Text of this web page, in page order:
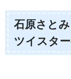
石原さと
ツイスタ